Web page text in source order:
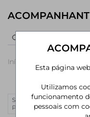
Início
SÃO
PAULO
RIO DE
JANEIRO
Esta página
Utilizamos
funcionamento
pessoais com